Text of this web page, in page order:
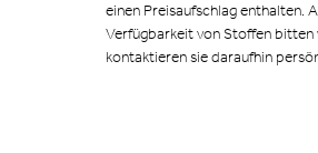
einen Preisaufschlag enthalten.
Verfügbarkeit von Stoffen bitten
kontaktieren sie daraufhin